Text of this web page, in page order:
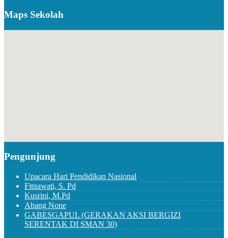
Maps Sekolah
Pengunjung
Upacara Hari Pendidikan Nasional
Fitnawati, S. Pd
Kusrini, M.Pd
Abang None
GABESGAPUL (GERAKAN AKSI BERGIZI
SERENTAK DI SMAN 30)